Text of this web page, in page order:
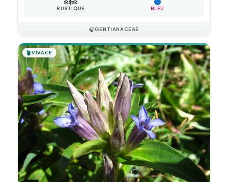
❄️❄️❄️
RUSTIQUE BLEU
🍃GENTIANACEAE
🪴VIVACE